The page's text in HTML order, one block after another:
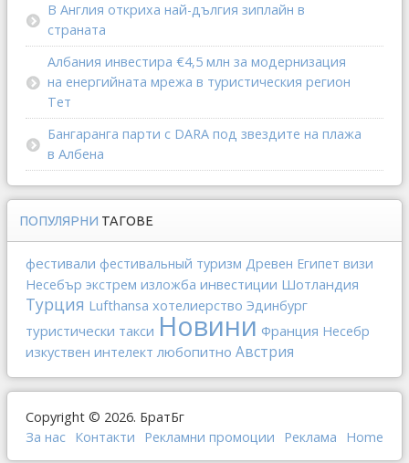
В Англия откриха най-дългия зиплайн в
страната
Албания инвестира €4,5 млн за модернизация
на енергийната мрежа в туристическия регион
Тет
Бангаранга парти с DARA под звездите на плажа
в Албена
ПОПУЛЯРНИ ТАГОВЕ
фестивали фестивальный туризм Древен Египет визи
Несебър экстрем изложба инвестиции Шотландия
Турция Lufthansa хотелиерство Эдинбург
туристически такси Новини Франция Несебр
изкуствен интелект любопитно Австрия
Copyright © 2026. БратБг
За нас Контакти Рекламни промоции Реклама Home